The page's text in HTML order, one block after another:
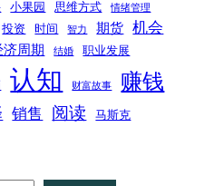
小果园 思维方式 情绪管理
投资 时间 智力 期货 机会
济周期 结婚 职业发展
认知 财富故事 赚钱
销售 阅读 马斯克